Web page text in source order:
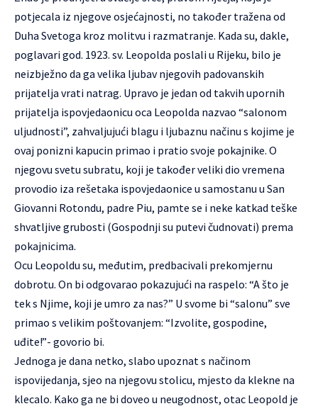
potjecala iz njegove osjećajnosti, no također tražena od
Duha Svetoga kroz molitvu i razmatranje. Kada su, dakle,
poglavari god. 1923. sv. Leopolda poslali u Rijeku, bilo je
neizbježno da ga velika ljubav njegovih padovanskih
prijatelja vrati natrag. Upravo je jedan od takvih upornih
prijatelja ispovjedaonicu oca Leopolda nazvao “salonom
uljudnosti”, zahvaljujući blagu i ljubaznu načinu s kojime je
ovaj ponizni kapucin primao i pratio svoje pokajnike. O
njegovu svetu subratu, koji je također veliki dio vremena
provodio iza rešetaka ispovjedaonice u samostanu u San
Giovanni Rotondu, padre Piu, pamte se i neke katkad teške
shvatljive grubosti (Gospodnji su putevi čudnovati) prema
pokajnicima.
Ocu Leopoldu su, međutim, predbacivali prekomjernu
dobrotu. On bi odgovarao pokazujući na raspelo: “A što je
tek s Njime, koji je umro za nas?” U svome bi “salonu” sve
primao s velikim poštovanjem: “Izvolite, gospodine,
uđite!”- govorio bi.
Jednoga je dana netko, slabo upoznat s načinom
ispovijedanja, sjeo na njegovu stolicu, mjesto da klekne na
klecalo. Kako ga ne bi doveo u neugodnost, otac Leopold je